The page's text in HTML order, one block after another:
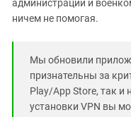
администрации и
ничем не помогая.
Мы обновили
признательны за
Play/App Store, так и
установки VPN вы